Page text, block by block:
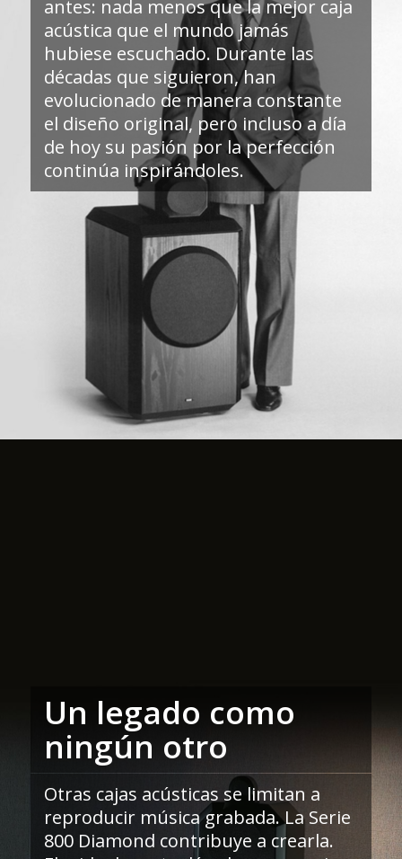
antes: nada menos que la mejor caja
acústica que el mundo jamás
hubiese escuchado. Durante las
décadas que siguieron, han
evolucionado de manera constante
el diseño original, pero incluso a día
de hoy su pasión por la perfección
continúa inspirándoles.
Un legado como
ningún otro
Otras cajas acústicas se limitan a
reproducir música grabada. La Serie
800 Diamond contribuye a crearla.